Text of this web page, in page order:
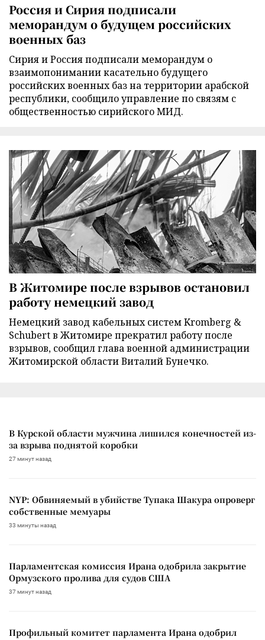
Россия и Сирия подписали
меморандум о будущем российских
военных баз
Сирия и Россия подписали меморандум о
взаимопонимании касательно будущего
российских военных баз на территории арабской
республики, сообщило управление по связям с
общественностью сирийского МИД.
В Житомире после взрывов остановил
работу немецкий завод
Немецкий завод кабельных систем Kromberg &
Schubert в Житомире прекратил работу после
взрывов, сообщил глава военной администрации
Житомирской области Виталий Бунечко.
В Курской области мужчина лишился конечностей из-
за взрыва поднятой коробки
27 минут назад
NYP: Обвиняемый в убийстве Тупака Шакура опроверг
собственные мемуары
33 минуты назад
Парламентская комиссия Ирана одобрила закрытие
Ормузского пролива для судов США
37 минут назад
Профильный комитет парламента Ирана одобрил